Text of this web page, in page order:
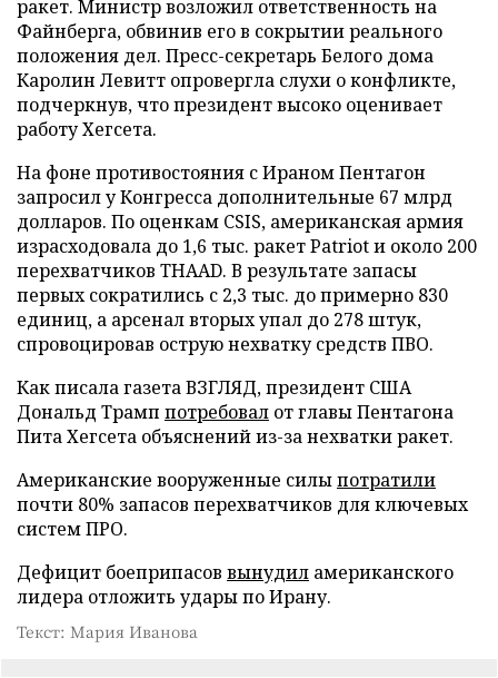
ракет. Министр возложил ответственность на
Файнберга, обвинив его в сокрытии реального
положения дел. Пресс-секретарь Белого дома
Каролин Левитт опровергла слухи о конфликте,
подчеркнув, что президент высоко оценивает
работу Хегсета.
На фоне противостояния с Ираном Пентагон
запросил у Конгресса дополнительные 67 млрд
долларов. По оценкам CSIS, американская армия
израсходовала до 1,6 тыс. ракет Patriot и около 200
перехватчиков THAAD. В результате запасы
первых сократились с 2,3 тыс. до примерно 830
единиц, а арсенал вторых упал до 278 штук,
спровоцировав острую нехватку средств ПВО.
Как писала газета ВЗГЛЯД, президент США
Дональд Трамп потребовал от главы Пентагона
Пита Хегсета объяснений из-за нехватки ракет.
Американские вооруженные силыпотратили
почти 80% запасов перехватчиков для ключевых
систем ПРО.
Дефицит боеприпасов вынудил американского
лидера отложить удары по Ирану.
Текст: Мария Иванова